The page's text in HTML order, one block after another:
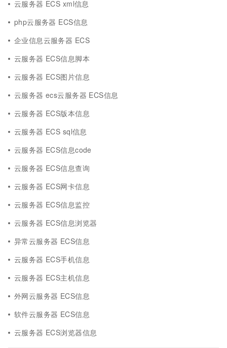
云服务器 ECS xml信息
php云服务器 ECS信息
企业信息云服务器 ECS
云服务器 ECS信息脚本
云服务器 ECS图片信息
云服务器 ecs云服务器 ECS信息
云服务器 ECS版本信息
云服务器 ECS sql信息
云服务器 ECS信息code
云服务器 ECS信息查询
云服务器 ECS网卡信息
云服务器 ECS信息监控
云服务器 ECS信息浏览器
异常云服务器 ECS信息
云服务器 ECS手机信息
云服务器 ECS主机信息
外网云服务器 ECS信息
软件云服务器 ECS信息
云服务器 ECS浏览器信息